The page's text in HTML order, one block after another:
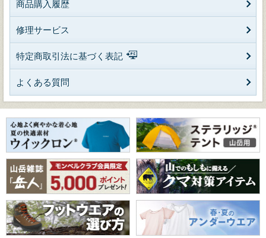
商品購入履歴
修理サービス
特定商取引法に基づく表記
よくある質問